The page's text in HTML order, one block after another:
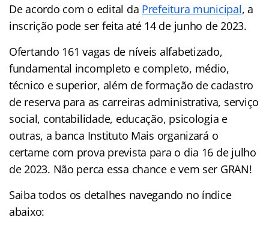
De acordo com o edital da Prefeitura municipal, a
inscrição pode ser feita até 14 de junho de 2023.
Ofertando 161 vagas de níveis alfabetizado,
fundamental incompleto e completo, médio,
técnico e superior, além de formação de cadastro
de reserva para as carreiras administrativa, serviço
social, contabilidade, educação, psicologia e
outras, a banca Instituto Mais organizará o
certame com prova prevista para o dia 16 de julho
de 2023. Não perca essa chance e vem ser GRAN!
Saiba todos os detalhes navegando no índice
abaixo: